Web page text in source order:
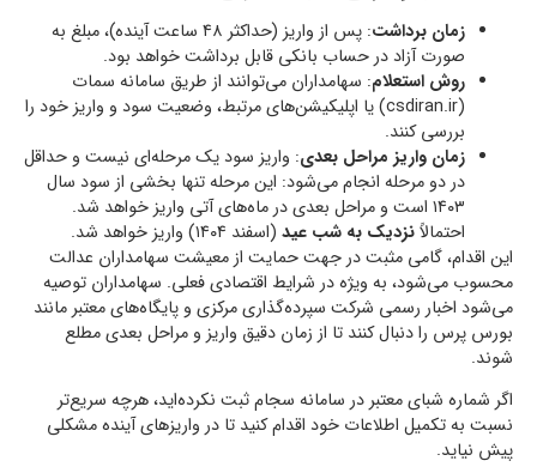
زمان برداشت
: پس از واریز (حداکثر ۴۸ ساعت آینده)، مبلغ به
صورت آزاد در حساب بانکی قابل برداشت خواهد بود.
روش استعلام: سهامداران می‌توانند از طریق سامانه سمات
(csdiran.ir) یا اپلیکیشن‌های مرتبط، وضعیت سود و واریز خود را
بررسی کنند.
زمان واریز مراحل بعدی: واریز سود یک مرحله‌ای نیست و حداقل
در دو مرحله انجام می‌شود: این مرحله تنها بخشی از سود سال
۱۴۰۳ است و مراحل بعدی در ماه‌های آتی واریز خواهد شد.
احتمالاًنزدیک به شب عید (اسفند ۱۴۰۴) واریز خواهد شد.
این اقدام، گامی مثبت در جهت حمایت از معیشت سهامداران عدالت
محسوب می‌شود، به ویژه در شرایط اقتصادی فعلی. سهامداران توصیه
می‌شود اخبار رسمی شرکت سپرده‌گذاری مرکزی و پایگاه‌های معتبر مانند
بورس پرس را دنبال کنند تا از زمان دقیق واریز و مراحل بعدی مطلع
شوند.
اگر شماره شبای معتبر در سامانه سجام ثبت نکرده‌اید، هرچه سریع‌تر
نسبت به تکمیل اطلاعات خود اقدام کنید تا در واریزهای آینده مشکلی
پیش نیاید.